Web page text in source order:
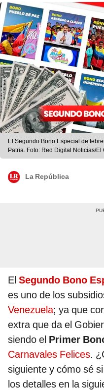
El Segundo Bono Especial de
Patria. Foto: Red Digital Noticias/
La República
El Segundo Bono
es uno de los
Venezuela; ya que
extra que da el
siendo el Primer
Carnavales Felices.
siguiente y cómo sé
los detalles en la